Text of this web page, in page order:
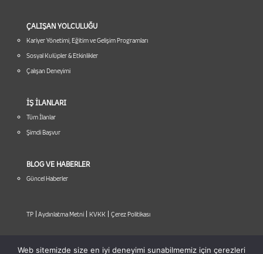
ÇALIŞAN YOLCULUĞU
Kariyer Yönetimi, Eğitim ve Gelişim Programları
Sosyal Kulüpler & Etkinlikler
Çalışan Deneyimi
İŞ İLANLARI
Tüm İlanlar
Şimdi Başvur
BLOG VE HABERLER
Güncel Haberler
TP| Aydınlatma Metni| KVKK| Çerez Politikası
Web sitemizde size en iyi deneyimi sunabilmemiz için çerezleri